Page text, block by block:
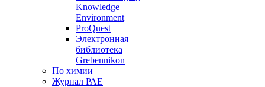
Knowledge
Environment
ProQuest
Электронная
библиотека
Grebennikon
По химии
Журнал РАЕ